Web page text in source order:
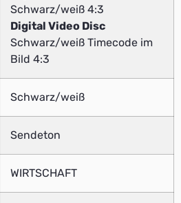
Schwarz/weiß 4:3
Digital Video Disc
Schwarz/weiß Timecode im
Bild 4:3
Schwarz/weiß
Sendeton
WIRTSCHAFT